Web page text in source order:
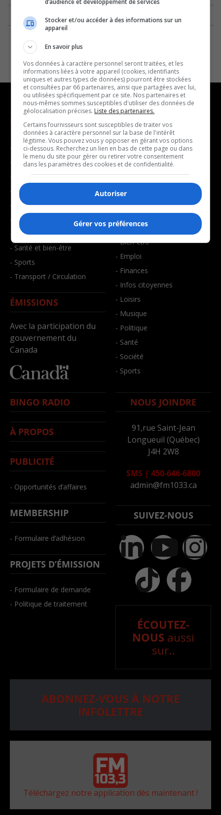
NOUVELLES
- Affaires municipales
- Communauté / Social
- Culture
- Économie
- Éducation
- Environnement
- Faits divers
- Santé et bien-être
- Sports
- Transport / Circulation
ÉMISSIONS
Avec la participation du
gouvernement du
Canada
MUSIQUE
- Décompte franco
- Joué récemment
BALADOS
- Affaires
- Art de vivre
- Bien-être
- Emploi
- Finances
- Infos citoyennes
- Loisirs
- Musique
- Politique
- Santé
- Société
- Sports
BINGO RADIO
À PROPOS
PUBLICITÉ
- Opportunités d’affaires
MEMBERSHIP
- Formulaire d’adhésion
PROJETS D’ÉMISSION
- Formulaire de demande
- Politique de traitement
NOUS JOINDRE
91,rue Saint-Jean
Longueuil (Québec)
J4H 2W8
SMS | 450-646-6800
admin@fm1033.ca
SUIVEZ-NOUS
ÉCOUTEZ-
NOUS aussi
sur..
ABONNEZ-VOUS À NOTRE
INFOLETTRE
Téléchargez notre application dès maintenant !
d’audience et développement de services
Stocker et/ou accéder à des informations sur un
appareil
En savoir plus
Vos données à caractère personnel seront traitées, et les
informations liées à votre appareil (cookies, identifiants
uniques et autres types de données) pourront être stockées
et consultées par 66 partenaires, ainsi que partagées avec lui,
ou utilisées spécifiquement par ce site. Nos partenaires et
nous-mêmes sommes susceptibles d'utiliser des données de
géolocalisation précises. Liste des partenaires.
Certains fournisseurs sont susceptibles de traiter vos
données à caractère personnel sur la base de l'intérêt
légitime. Vous pouvez vous y opposer en gérant vos options
ci-dessous. Recherchez un lien en bas de cette page ou dans
le menu du site pour gérer ou retirer votre consentement
dans les paramètres des cookies et de confidentialité.
Autoriser
Gérer vos préférences